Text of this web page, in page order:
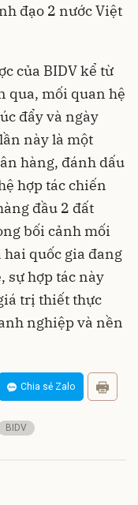
đạo 2 nước Việt
của BIDV kể từ
qua, mối quan hệ
đẩy và ngày
này là một
hàng, đánh dấu
hợp tác chiến
đầu 2 đất
bối cảnh mối
quốc gia đang
sự hợp tác này
trị thiết thực
nghiệp và nền
Chia sẻ Zalo
BIDV